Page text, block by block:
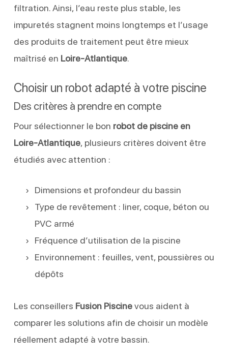
filtration. Ainsi, l’eau reste plus stable, les
impuretés stagnent moins longtemps et l’usage
des produits de traitement peut être mieux
maîtrisé en Loire-Atlantique.
Choisir un robot adapté à votre piscine
Des critères à prendre en compte
Pour sélectionner le bon robot de piscine en
Loire-Atlantique, plusieurs critères doivent être
étudiés avec attention :
Dimensions et profondeur du bassin
Type de revêtement : liner, coque, béton ou
PVC armé
Fréquence d’utilisation de la piscine
Environnement : feuilles, vent, poussières ou
dépôts
Les conseillers Fusion Piscinevous aident à
comparer les solutions afin de choisir un modèle
réellement adapté à votre bassin.